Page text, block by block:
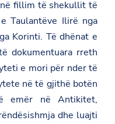
fillim të shekullit të
Taulantëve Ilirë nga
Korinti. Të dhënat e
dokumentuara rreth
e mori për nder të
në të gjithë botën
emër në Antikitet,
dhe luajti